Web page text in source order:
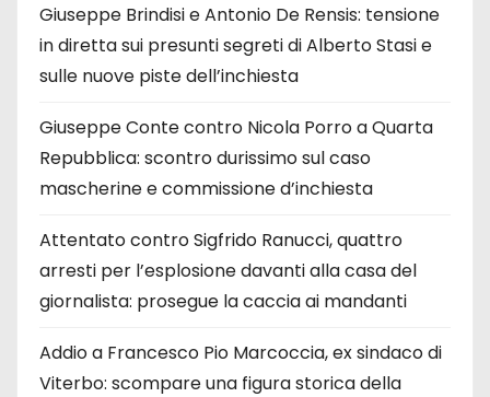
Giuseppe Brindisi e Antonio De Rensis: tensione
in diretta sui presunti segreti di Alberto Stasi e
sulle nuove piste dell’inchiesta
Giuseppe Conte contro Nicola Porro a Quarta
Repubblica: scontro durissimo sul caso
mascherine e commissione d’inchiesta
Attentato contro Sigfrido Ranucci, quattro
arresti per l’esplosione davanti alla casa del
giornalista: prosegue la caccia ai mandanti
Addio a Francesco Pio Marcoccia, ex sindaco di
Viterbo: scompare una figura storica della